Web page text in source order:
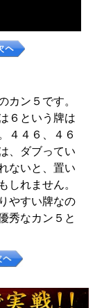
ン５です。
６という牌は
４４６、４６
、ダブってい
ないと、置い
しれません。
やすい牌なの
秀なカン５と